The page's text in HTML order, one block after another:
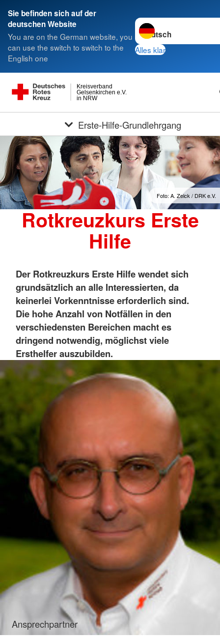
Sie befinden sich auf der
deutschen Website
You are on the German website, you
can use the switch to switch to the
English one
Sprache wechseln zu
Alles klar
in NRW
Gelsenkirchen e.V.
Kreisverband
Erste-Hilfe-Grundlehrgang
Foto: A. Zelck / DRK e.V.
Rotkreuzkurs Erste
Hilfe
Der Rotkreuzkurs Erste Hilfe wendet sich
grundsätzlich an alle Interessierten, da
keinerlei Vorkenntnisse erforderlich sind.
Die hohe Anzahl von Notfällen in den
verschiedensten Bereichen macht es
dringend notwendig, möglichst viele
Ersthelfer auszubilden.
Ansprechpartner